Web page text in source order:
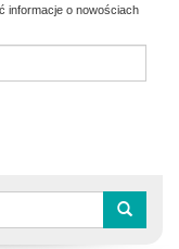
informacje o nowościach